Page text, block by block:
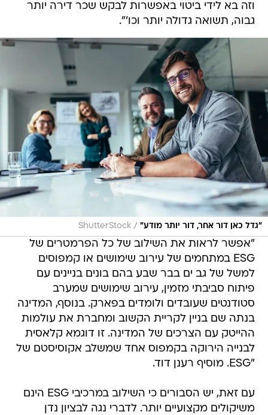
וזה בא לידי ביטוי באפשרות לבקש שכר דירה יותר
גבוה, תשואה גדולה יותר וכו'".
"גדל כאן דור אחר, דור יותר מודע" /
ShutterStock
"אפשר לראות את השילוב של כל הפרמטרים של
ESG במתחמים של עירוב שימושים או קמפוסים
למשל של גב ים בבר שבע בהם בונים בניינים עם
פיתוח סביבתי מזמין, עירוב שימושים שמערב
סטודנטים שעובדים ולומדים בפארק. בנוסף, המדינה
בנתה שם בניין לקריית הקשוב ומחברת את עולמות
ההייטק עם הצרכים של המדינה. זו דוגמא קלאסית
לבנייה הירוקה בקמפוס אחד שמשלב אקוסיסטם של
"ESG. מוסיף רענן דוד.
עם זאת, יש הסבורים כי השילוב במרכיבי ESG הינם
משיקולים מקצועיים יותר. לדברי נגה לבציון נדן